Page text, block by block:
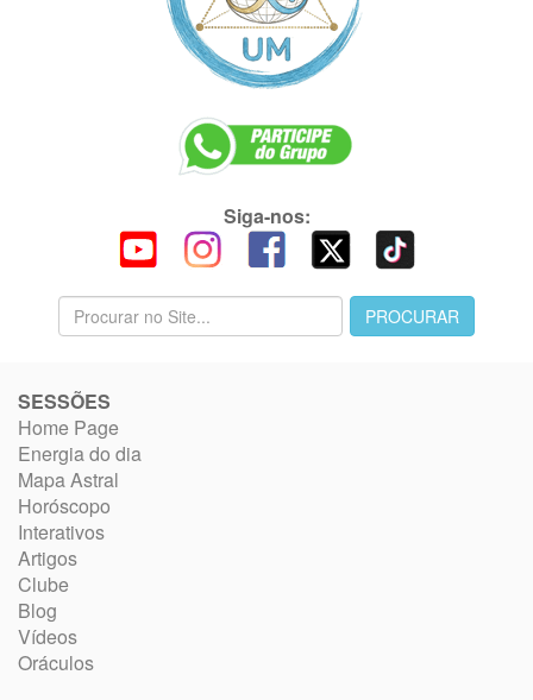
Siga-nos:
SESSÕES
Home Page
Energia do dia
Mapa Astral
Horóscopo
Interativos
Artigos
Clube
Blog
Vídeos
Oráculos